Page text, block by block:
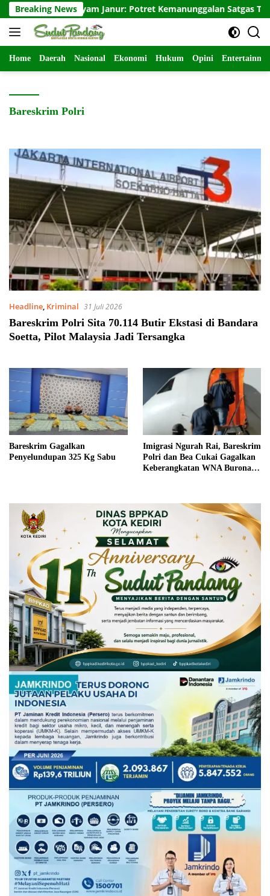
Langsung
ke
konten
Breaking NewsJanur: Potret Kemanunggalan Satgas TMMD 129
Home Daerah Nasional Ekonomi Hukum Opini
Bareskrim Polri
Headline, Kriminal 31 Juli 2026
Bareskrim Polri Sita 70.114 Butir Ekstasi di Bandara
Soetta, Pilot Malaysia Jadi Tersangka
Bareskrim Gagalkan
Penyelundupan 325 Kg Sabu
Imigrasi Ngurah Rai, Bareskrim
Polri dan Bea Cukai Gagalkan
Keberangkatan WNA Buronan